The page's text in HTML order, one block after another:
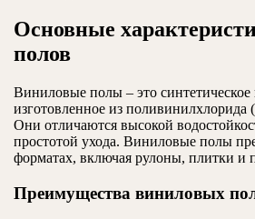
Основные
полов
Виниловые полы – это
изготовленное из
Они отличаются высокой
простотой ухода. Виниловые полы
форматах, включая рулоны, плитки и
Преимущества виниловых